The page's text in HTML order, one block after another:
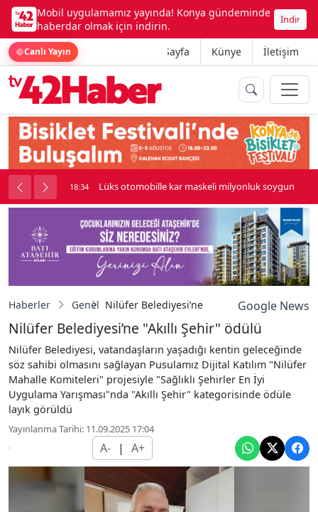
Mobil uygulamamız yayında! Konya gündeminde
haberdar olmak için indirin.
İndir
Canlı Yayın Ana Sayfa Künye İletişim
kavga çıktı 18:34 Lüks otomobille kar maskeli milyonluk soygun
Haberler Genel Nilüfer Belediyesi’ne "Akıllı Şehir" ödülü
Google News
Nilüfer Belediyesi’ne "Akıllı Şehir" ödülü
Nilüfer Belediyesi, vatandaşların yaşadığı kentin geleceğinde
söz sahibi olmasını sağlayan Pusulamız Dijital Katılım "Nilüfer
Mahalle Komiteleri" projesiyle "Sağlıklı Şehirler En İyi
Uygulama Yarışması"nda "Akıllı Şehir" kategorisinde ödüle
layık görüldü
Yayınlanma Tarihi: 11.09.2025 17:04
A- | A+